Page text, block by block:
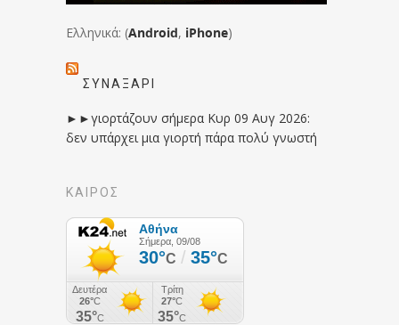
Ελληνικά: (Android, iPhone)
ΣΥΝΑΞΆΡΙ
►►γιορτάζουν σήμερα Κυρ 09 Αυγ 2026:
δεν υπάρχει μια γιορτή πάρα πολύ γνωστή
ΚΑΙΡΟΣ